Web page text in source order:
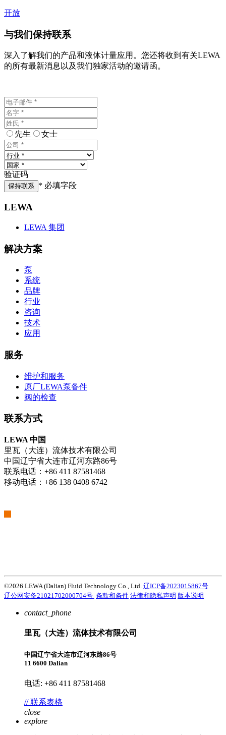
开放
与我们保持联系
深入了解我们的产品和液体计量应用。您还将收到有关LEWA
的所有最新消息以及我们独家活动的邀请函。
先生 女士
验证码
保持联系 * 必填字段
LEWA
LEWA 集团
解决方案
泵
系统
品牌
行业
咨询
技术
应用
服务
维护和服务
原厂LEWA泵备件
阀的检查
联系方式
LEWA 中国
里瓦（大连）流体技术有限公司
中国辽宁省大连市辽河东路86号
联系电话：+86 411 87581468
移动电话：+86 138 0408 6742
©2026 LEWA (Dalian) Fluid Technology Co., Ltd. 辽ICP备2023015867号
辽公网安备21021702000704号 条款和条件 法律和隐私声明 版本说明
contact_phone
里瓦（大连）流体技术有限公司
中国辽宁省大连市辽河东路86号
11 6600 Dalian
电话: +86 411 87581468
// 联系表格
close
explore